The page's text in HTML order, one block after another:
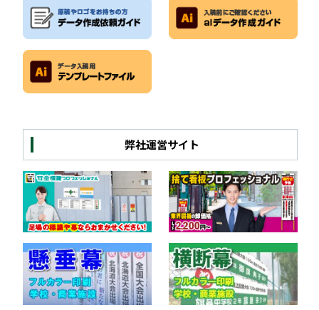
弊社運営サイト